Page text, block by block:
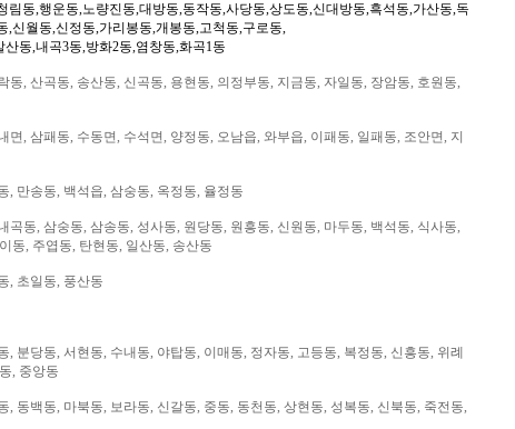
동,행운동,노량진동,대방동,동작동,사당동,상도동,신대방동,흑석동,가산동,독
신월동,신정동,가리봉동,개봉동,고척동,구로동,
동,내곡3동,방화2동,염창동,화곡1동
, 산곡동, 송산동, 신곡동, 용현동, 의정부동, 지금동, 자일동, 장암동, 호원동,
, 삼패동, 수동면, 수석면, 양정동, 오남읍, 와부읍, 이패동, 일패동, 조안면, 지
, 만송동, 백석읍, 삼숭동, 옥정동, 율정동
동, 삼숭동, 삼송동, 성사동, 원당동, 원흥동, 신원동, 마두동, 백석동, 식사동,
동, 주엽동, 탄현동, 일산동, 송산동
, 초일동, 풍산동
분당동, 서현동, 수내동, 야탑동, 이매동, 정자동, 고등동, 복정동, 신흥동, 위례
, 중앙동
동백동, 마북동, 보라동, 신갈동, 중동, 동천동, 상현동, 성복동, 신북동, 죽전동,